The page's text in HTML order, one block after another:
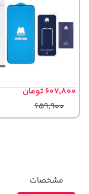
607,800 تومان
659,900
مشخصات